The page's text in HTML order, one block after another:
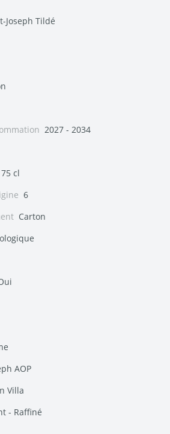
Joseph Tildé
2027 - 2034
cl
6
Carton
AOP
Villa
- Raffiné